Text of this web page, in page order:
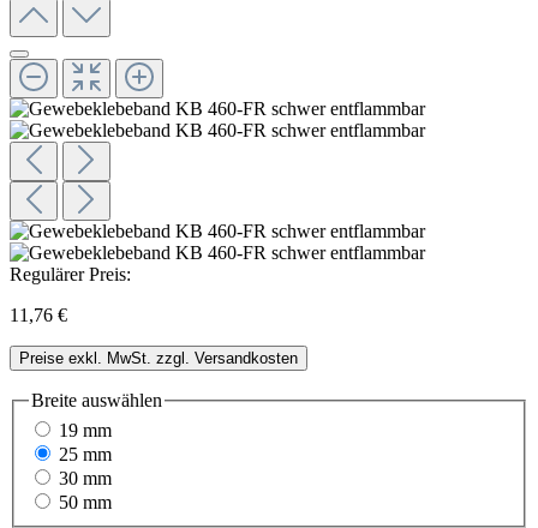
Regulärer Preis:
11,76 €
Preise exkl. MwSt. zzgl. Versandkosten
Breite auswählen
19 mm
25 mm
30 mm
50 mm